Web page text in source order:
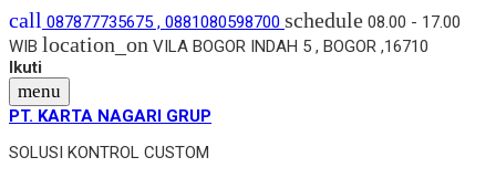
call 087877735675 , 0881080598700 schedule 08.00 - 17.00
WIB location_on VILA BOGOR INDAH 5 , BOGOR ,16710
Ikuti
menu
PT. KARTA NAGARI GRUP
SOLUSI KONTROL CUSTOM